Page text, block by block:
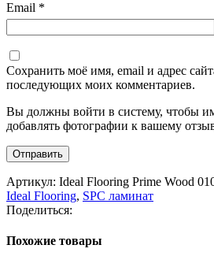
Email *
Сохранить моё имя, email и адрес
последующих моих комментариев.
Вы должны войти в систему, чтобы
добавлять фотографии к вашему
Артикул: Ideal Flooring Prime Wood
Ideal Flooring, SPC ламинат
Поделиться:
Похожие товары